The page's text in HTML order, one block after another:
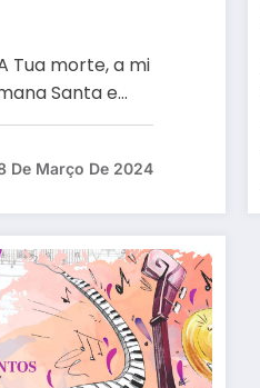
Tua morte, a mi
Santa e…
De Março De 2024